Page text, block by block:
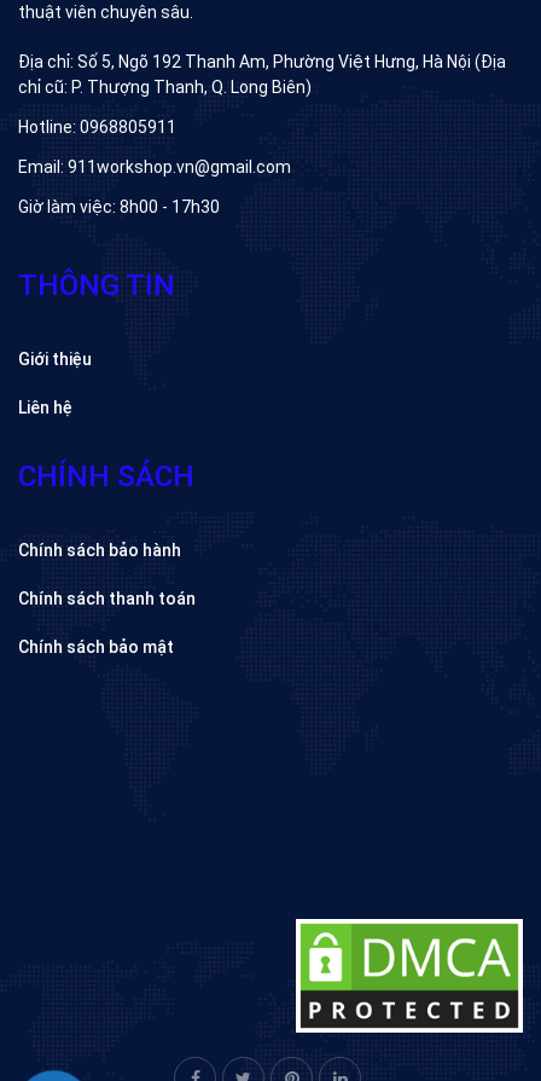
thuật viên chuyên sâu.
Địa chỉ: Số 5, Ngõ 192 Thanh Am, Phường Việt Hưng, Hà Nội (Địa
chỉ cũ: P. Thượng Thanh, Q. Long Biên)
Hotline: 0968805911
Email: 911workshop.vn@gmail.com
Giờ làm việc: 8h00 - 17h30
THÔNG TIN
Giới thiệu
Liên hệ
CHÍNH SÁCH
Chính sách bảo hành
Chính sách thanh toán
Chính sách bảo mật